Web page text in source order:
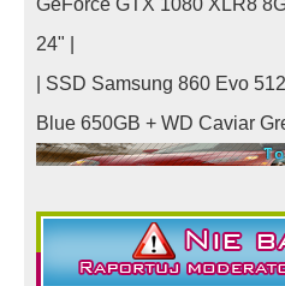
24" |
| SSD Samsung 860 Evo
Blue 650GB + WD Caviar